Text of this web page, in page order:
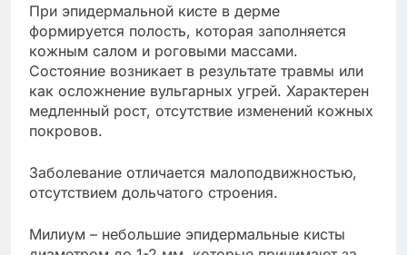
При эпидермальной кисте в дерме
формируется полость, которая заполняется
кожным салом и роговыми массами.
Состояние возникает в результате травмы или
как осложнение вульгарных угрей. Характерен
медленный рост, отсутствие изменений кожных
покровов.
Заболевание отличается малоподвижностью,
отсутствием дольчатого строения.
Милиум – небольшие эпидермальные кисты